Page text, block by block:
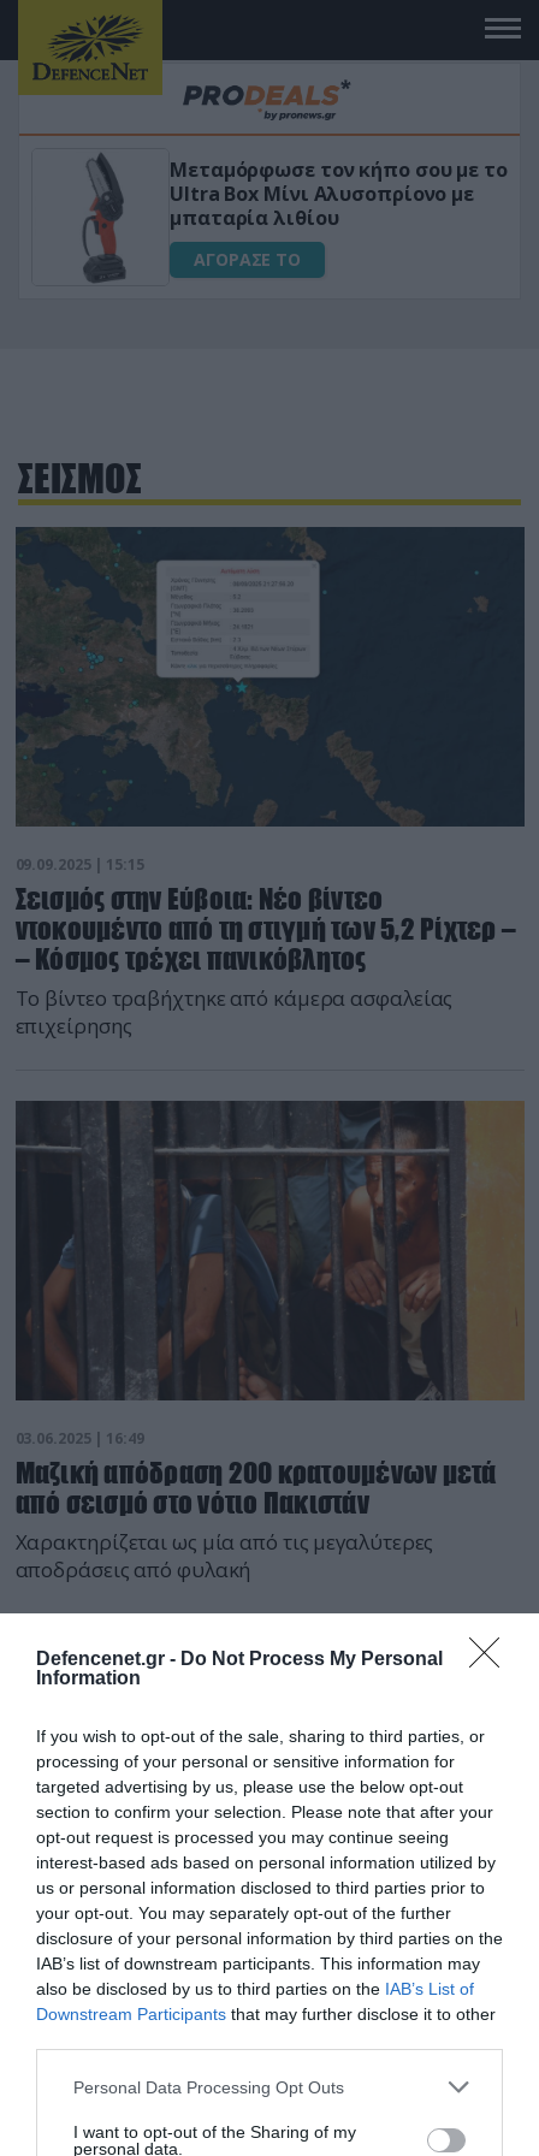
Defencenet.gr - Do Not Process My Personal
Information
If you wish to opt-out of the sale, sharing to third parties, or
processing of your personal or sensitive information for
targeted advertising by us, please use the below opt-out
section to confirm your selection. Please note that after your
opt-out request is processed you may continue seeing
interest-based ads based on personal information utilized by
us or personal information disclosed to third parties prior to
your opt-out. You may separately opt-out of the further
disclosure of your personal information by third parties on the
IAB’s list of downstream participants. This information may
also be disclosed by us to third parties on the IAB’s List of
Downstream Participants that may further disclose it to other
Please note that this website/app uses one or more Google
not limited to your visit or usage behaviour. You may click to
Personal Data Processing Opt Outs
I want to opt-out of the Sharing of my
personal data.
Μεταμόρφωσε τον κήπο σου με το
Ultra Box Μίνι Αλυσοπρίονο με
μπαταρία λιθίου
ΑΓΟΡΑΣΕ ΤΟ
ΣΕΙΣΜΟΣ
09.09.2025 | 15:15
Σεισμός στην Εύβοια: Νέο βίντεο
ντοκουμέντο από τη στιγμή των 5,2 Ρίχτερ –
– Κόσμος τρέχει πανικόβλητος
Το βίντεο τραβήχτηκε από κάμερα ασφαλείας
επιχείρησης
03.06.2025 | 16:49
Μαζική απόδραση 200 κρατουμένων μετά
από σεισμό στο νότιο Πακιστάν
Χαρακτηρίζεται ως μία από τις μεγαλύτερες
αποδράσεις από φυλακή
23.04.2025 | 16:45
Ρ.Τ.Ερντογάν για σεισμούς στην
Κωνσταντινούπολη: «Μεταφέρω τις ευχές
μου για ταχεία ανάρρωση στους πολίτες
Ο μεγαλύτερος σεισμός ήταν μεγέθους 6,2 βαθμών